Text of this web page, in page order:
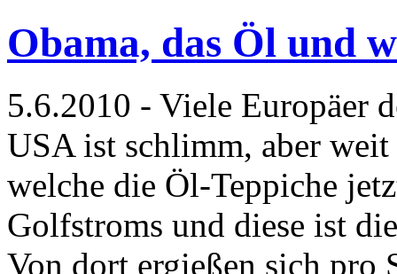
Obama, das Öl und
5.6.2010 - Viele Europäer
USA ist schlimm, aber
welche die Öl-Teppiche
Golfstroms und diese ist
Von dort ergießen sich